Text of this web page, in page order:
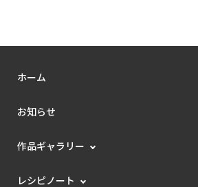
ホーム
お知らせ
作品ギャラリー
レシピノート